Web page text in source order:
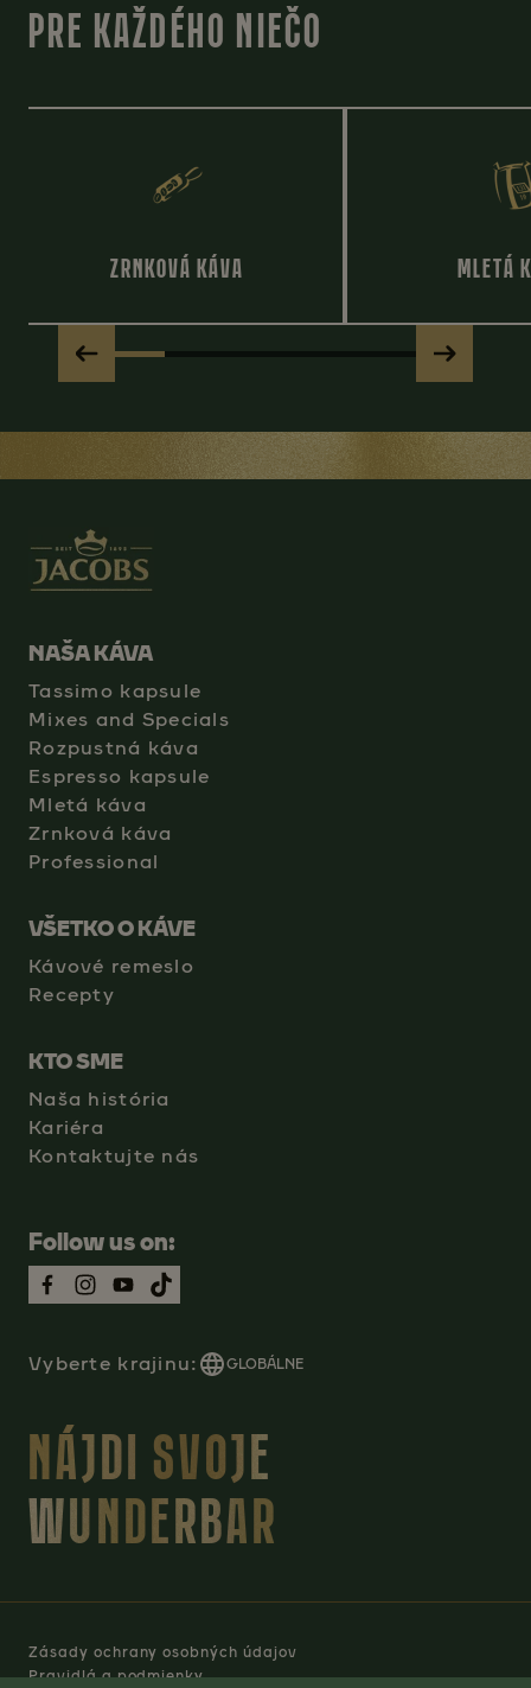
PRE KAŽDÉHO NIEČO
ZRNKOVÁ KÁVA MLETÁ
NAŠA KÁVA
Tassimo kapsule
Mixes and Specials
Rozpustná káva
Espresso kapsule
Mletá káva
Zrnková káva
Professional
VŠETKO O KÁVE
Kávové remeslo
Recepty
KTO SME
Naša história
Kariéra
Kontaktujte nás
Follow us on:
Vyberte krajinu: GLOBÁLNE
NÁJDI SVOJE
WUNDERBAR
Zásady ochrany osobných údajov
Pravidlá a podmienky